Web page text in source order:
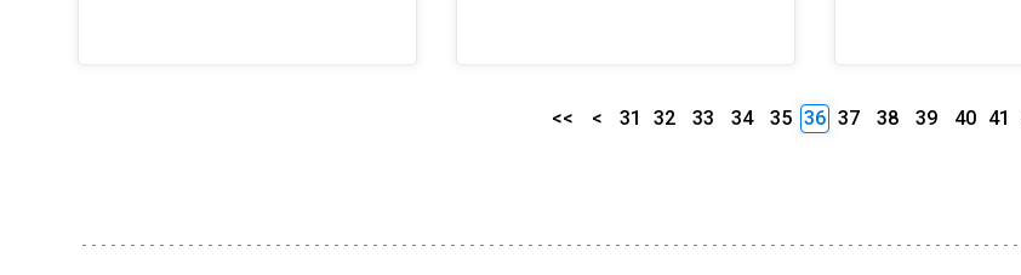
<< < 31 32 33 34 35 36 37 38 39 40 41